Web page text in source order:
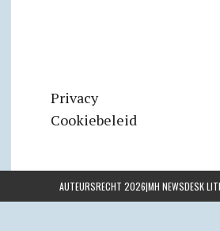
Privacy
Cookiebeleid
AUTEURSRECHT 2026|MH NEWSDESK